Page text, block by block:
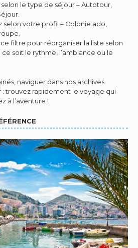
le type de séjour – Autotour,
selon votre profil – Colonie ado,
ce filtre pour réorganiser la liste selon
soit le rythme, l’ambiance ou le
naviguer dans nos archives
trouvez rapidement le voyage qui
à l’aventure !